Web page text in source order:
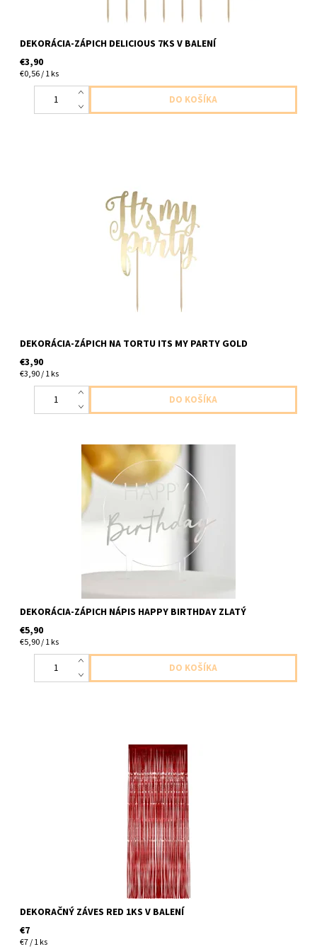
DEKORÁCIA-ZÁPICH DELICIOUS 7KS V BALENÍ
€3,90
€0,56 / 1 ks
papierovy zapich zlaty 1ks v baleni výška cca 20,5cm
DEKORÁCIA-ZÁPICH NA TORTU ITS MY PARTY GOLD
€3,90
€3,90 / 1 ks
plastový zápich biely stastne narodeniny 1ks v baleni velkost
DEKORÁCIA-ZÁPICH NÁPIS HAPPY BIRTHDAY ZLATÝ
€5,90
€5,90 / 1 ks
plastový záves červený 1ks v baleni velkost 90x250cm
DEKORAČNÝ ZÁVES RED 1KS V BALENÍ
€7
€7 / 1 ks